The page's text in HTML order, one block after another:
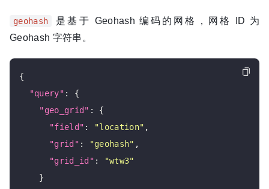
geohash
是基于 Geohash 编码的网格，网格 ID 为
Geohash 字符串。
{
"query" : {
"geo_grid" : {
"field" : "location" ,
"grid" : "geohash" ,
"grid_id" :
"wtw3"
    }